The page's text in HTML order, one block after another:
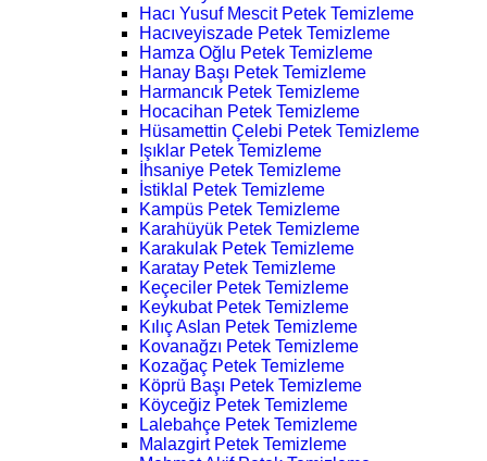
Hacı Yusuf Mescit Petek Temizleme
Hacıveyiszade Petek Temizleme
Hamza Oğlu Petek Temizleme
Hanay Başı Petek Temizleme
Harmancık Petek Temizleme
Hocacihan Petek Temizleme
Hüsamettin Çelebi Petek Temizleme
Işıklar Petek Temizleme
İhsaniye Petek Temizleme
İstiklal Petek Temizleme
Kampüs Petek Temizleme
Karahüyük Petek Temizleme
Karakulak Petek Temizleme
Karatay Petek Temizleme
Keçeciler Petek Temizleme
Keykubat Petek Temizleme
Kılıç Aslan Petek Temizleme
Kovanağzı Petek Temizleme
Kozağaç Petek Temizleme
Köprü Başı Petek Temizleme
Köyceğiz Petek Temizleme
Lalebahçe Petek Temizleme
Malazgirt Petek Temizleme